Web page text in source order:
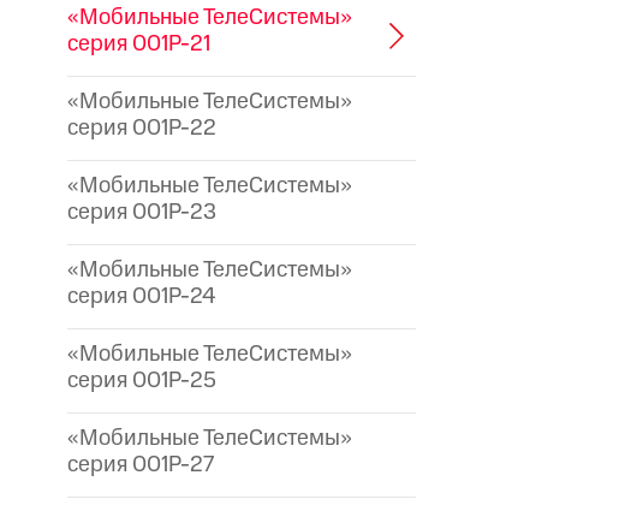
«Мобильные ТелеСистемы»
серия 001P-21
«Мобильные ТелеСистемы»
серия 001P-22
«Мобильные ТелеСистемы»
серия 001P-23
«Мобильные ТелеСистемы»
серия 001P-24
«Мобильные ТелеСистемы»
серия 001P-25
«Мобильные ТелеСистемы»
серия 001P-27